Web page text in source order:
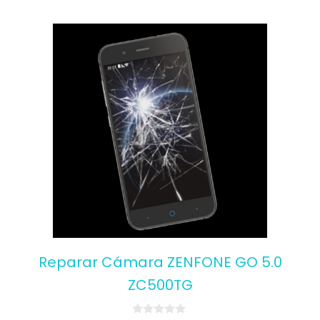
Reparar Cámara ZENFONE GO 5.0
ZC500TG